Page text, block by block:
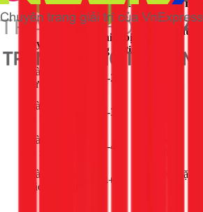
Bảng chọn công suất theo quy
Quy mô nhà
Số thiết bị
đồng thời
Công suất
Nhà trệt, 1-2
người
1-2
Nhà 2 tầng,
2-3
Nhà 3 tầng,
3-4
Nhà >3 tầng
hoặc biệt thự
4+
250W+ hoặc